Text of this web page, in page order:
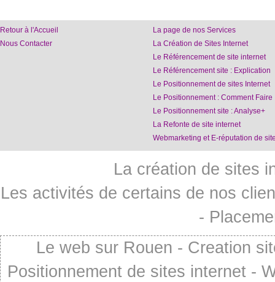
Retour à l'Accueil
Nous Contacter
La page de nos Services
La Création de Sites Internet
Le Référencement de site internet
Le Référencement site : Explication
Le Positionnement de sites Internet
Le Positionnement : Comment Faire
Le Positionnement site : Analyse+
La Refonte de site internet
Webmarketing et E-réputation de
La création de sites
Les activités de certains de nos
-
Le web sur Rouen - Creation
Positionnement de sites internet -